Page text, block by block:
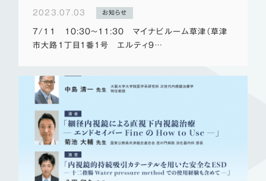
2023.07.03 お知らせ
7/11 10:30～11:30 マイナビルーム草津（草津
市大路1丁目1番1号 エルティ9…